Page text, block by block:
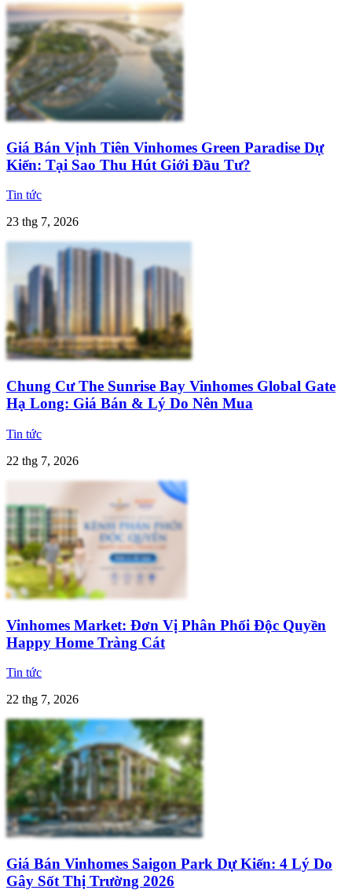
Giá Bán Vịnh Tiên Vinhomes Green Paradise Dự
Kiến: Tại Sao Thu Hút Giới Đầu Tư?
Tin tức
23 thg 7, 2026
Chung Cư The Sunrise Bay Vinhomes Global Gate
Hạ Long: Giá Bán & Lý Do Nên Mua
Tin tức
22 thg 7, 2026
Vinhomes Market: Đơn Vị Phân Phối Độc Quyền
Happy Home Tràng Cát
Tin tức
22 thg 7, 2026
Giá Bán Vinhomes Saigon Park Dự Kiến: 4 Lý Do
Gây Sốt Thị Trường 2026